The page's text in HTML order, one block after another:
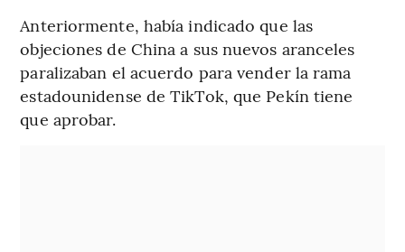
Anteriormente, había indicado que las
objeciones de China a sus nuevos aranceles
paralizaban el acuerdo para vender la rama
estadounidense de TikTok, que Pekín tiene
que aprobar.